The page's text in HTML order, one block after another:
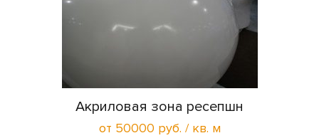
Акриловая зона ресепшн
от 50000 руб. / кв. м